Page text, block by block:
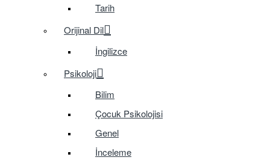
Tarih
Orijinal Dil
İngilizce
Psikoloji
Bilim
Çocuk Psikolojisi
Genel
İnceleme